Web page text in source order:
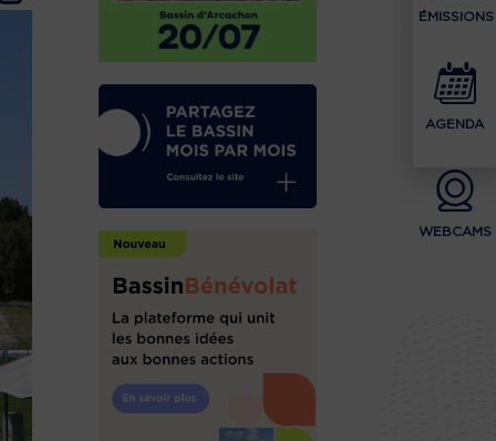
ÉMISSIONS
AGENDA
WEBCAMS